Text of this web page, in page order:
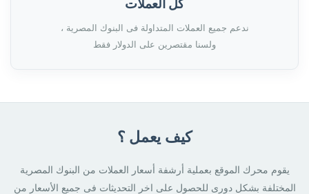
كل العملات
ندعم جميع العملات المتداولة فى البنوك المصرية ،
ولسنا مقتصرين على الدولار فقط
كيف يعمل ؟
يقوم محرك الموقع بعملية أرشفة أسعار العملات من البنوك المصرية
المختلفة بشكل دورى للحصول على اخر التحديثات فى جميع الأسعار من